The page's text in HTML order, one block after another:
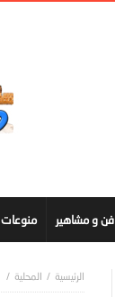
فن و مشاهير منوعات
المحلية